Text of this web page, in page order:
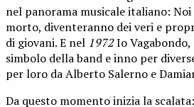
nel panorama musicale italiano: Noi
morto, diventeranno dei veri e
di giovani. E nel 1972Io
simbolo della band e inno per
per loro da Alberto Salerno e
Da questo momento inizia la